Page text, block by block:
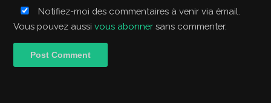
Notifiez-moi des commentaires à venir via émail.
Vous pouvez aussivous abonner sans commenter.